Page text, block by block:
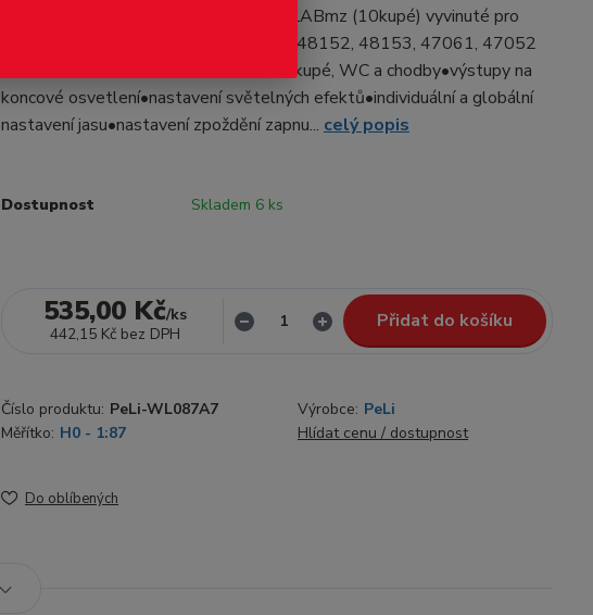
LED osvětlení rychlíkových vagónů WLABmz (10kupé) vyvinuté pro
modely LSModelsVhodné pro 48150, 48152, 48153, 47061, 47052
atd ... •samostatné osvětlení každého kupé, WC a chodby•výstupy na
koncové osvetlení•nastavení světelných efektů•individuální a globální
nastavení jasu•nastavení zpoždění zapnu... celý popis
Dostupnost Skladem 6 ks
535,00 Kč/ks
442,15 Kč bez DPH
Přidat do košíku
Číslo produktu: PeLi-WL087A7 Výrobce: PeLi
Měřítko: H0 - 1:87 Hlídat cenu / dostupnost
Do oblíbených